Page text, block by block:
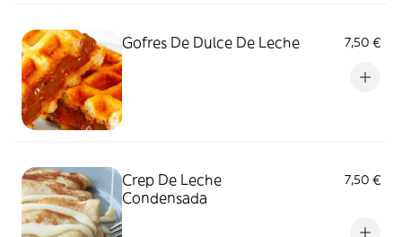
Gofres De Dulce De Leche 7,50 €
Crep De Leche
Condensada
7,50 €